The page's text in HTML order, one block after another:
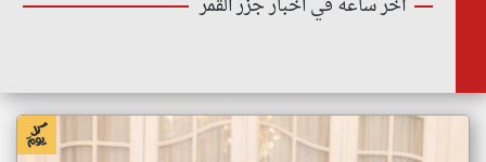
أخر ساعة في اخبار جزر القمر